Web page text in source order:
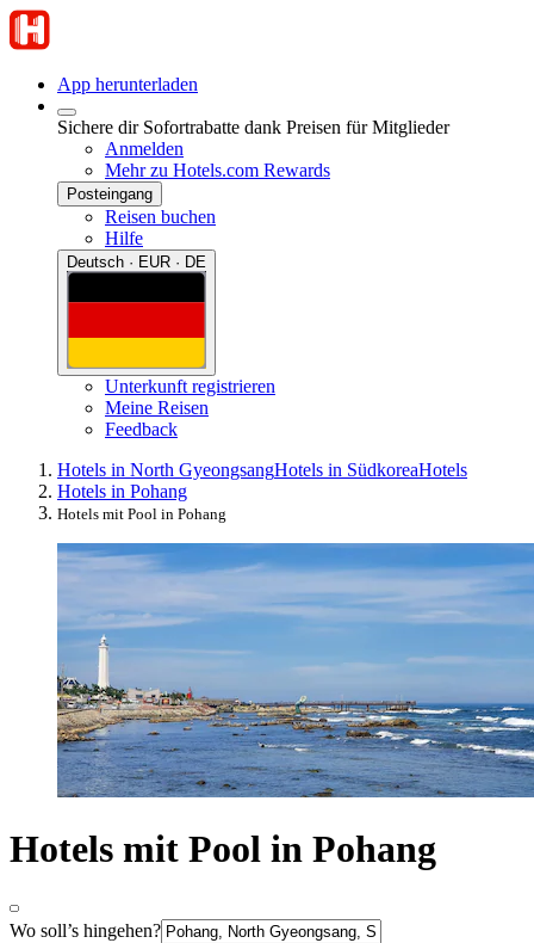
App herunterladen
Sichere dir Sofortrabatte dank Preisen für Mitglieder
Anmelden
Mehr zu Hotels.com Rewards
Posteingang
Reisen buchen
Hilfe
Deutsch · EUR · DE
Unterkunft registrieren
Meine Reisen
Feedback
Hotels in North GyeongsangHotels in SüdkoreaHotels
Hotels in Pohang
Hotels mit Pool in Pohang
Hotels mit Pool in Pohang
Wo soll’s hingehen?